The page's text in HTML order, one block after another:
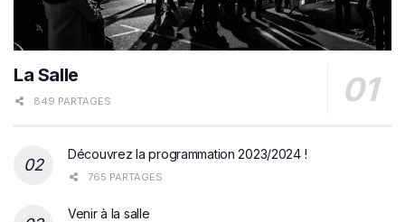
La Salle
849 PARTAGES
Découvrez la programmation 2023/2024 !
765 PARTAGES
Venir à la salle